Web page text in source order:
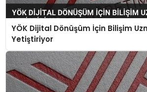
YÖK Dijital Dönüşüm İçin Bilişim
Yetiştiriyor